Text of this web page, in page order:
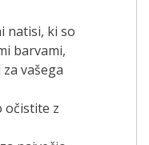
natisi, ki so
barvami,
vašega
očistite z